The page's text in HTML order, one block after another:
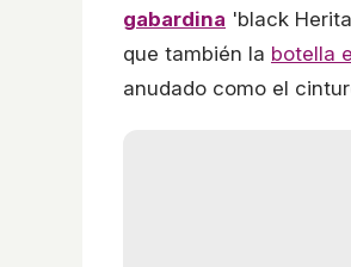
gabardina 'black
que también la botella
anudado como el